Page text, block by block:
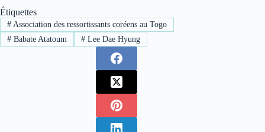
Étiquettes
#Association des ressortissants coréens au Togo
#Babate Atatoum #Lee Dae Hyung